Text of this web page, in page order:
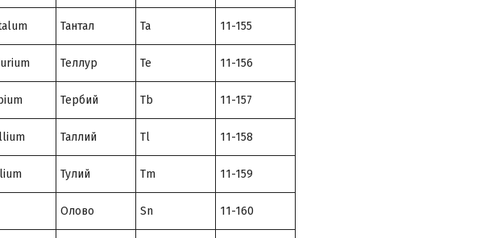
Тантал Ta 11-155
Теллур Te 11-156
Тербий Tb 11-157
Таллий Tl 11-158
Тулий Tm 11-159
Олово Sn 11-160